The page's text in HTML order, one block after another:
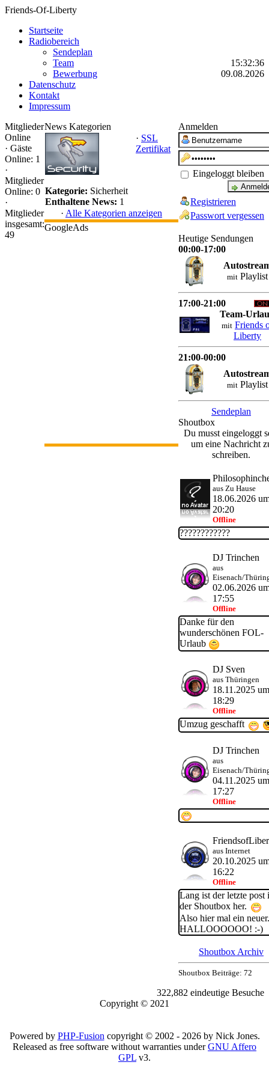
Friends-Of-Liberty
Startseite
Radiobereich
Sendeplan
Team
Bewerbung
Datenschutz
Kontakt
Impressum
15:32:36
09.08.2026
Mitglieder
Online
· Gäste
Online: 1
·
Mitglieder
Online: 0
·
Mitglieder
insgesamt:
49
News Kategorien
Kategorie: Sicherheit
Enthaltene News: 1
· SSL
Zertifikat
· Alle Kategorien anzeigen
GoogleAds
Anmelden
Eingeloggt bleiben
Registrieren
Passwort vergessen
Heutige Sendungen
00:00-17:00
mit Playlist
17:00-21:00
Team-
mit Friends
Liberty
21:00-00:00
mit Playlist
Sendeplan
Shoutbox
Du musst eingeloggt
um eine Nachricht
schreiben.
aus Zu Hause
18.06.2026
20:20
Offline
????????????
DJ Trinchen
aus
Eisenach/
02.06.2026
17:55
Offline
Danke für den
wunderschönen FOL-
Urlaub
DJ Sven
aus Thüringen
18.11.2025 um
18:29
Offline
Umzug geschafft
DJ Trinchen
aus
Eisenach/
04.11.2025 um
17:27
Offline
aus Internet
20.10.2025
16:22
Offline
Lang ist der letzte post
der Shoutbox her.
Also hier mal ein
HALLOOOOOO! :-)
Shoutbox Archiv
Shoutbox Beiträge: 72
322,882 eindeutige Besuche
Copyright © 2021
Powered by PHP-Fusion copyright © 2002 - 2026 by Nick Jones.
Released as free software without warranties underGNU Affero
GPL v3.